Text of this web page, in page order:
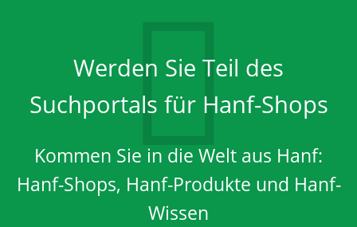
Werden Sie Teil des
Suchportals für Hanf-Shops
Kommen Sie in die Welt aus Hanf:
Hanf-Shops, Hanf-Produkte und Hanf-
Wissen